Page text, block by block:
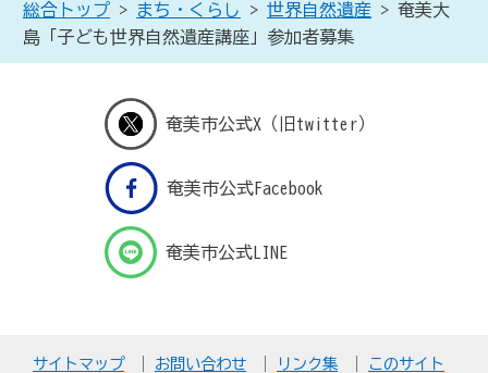
総合トップ > まち・くらし > 世界自然遺産 > 奄美大
島「子ども世界自然遺産講座」参加者募集
奄美市公式X（旧twitter）
奄美市公式Facebook
奄美市公式LINE
サイトマップ お問い合わせ リンク集
このサイト